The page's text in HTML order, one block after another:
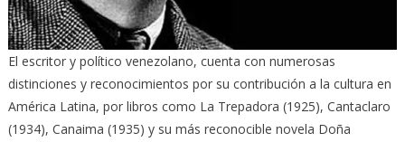
El escritor y político venezolano, cuenta con numerosas
distinciones y reconocimientos por su contribución a la cultura en
América Latina, por libros como La Trepadora (1925), Cantaclaro
(1934), Canaima (1935) y su más reconocible novela Doña